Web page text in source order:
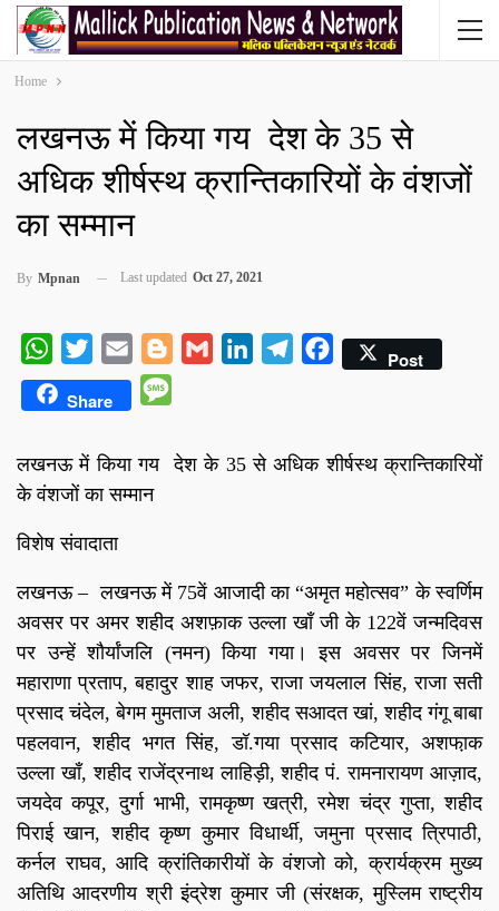
Home
लखनऊ में किया गय देश के 35 से
अधिक शीर्षस्थ क्रान्तिकारियों के वंशजों
का सम्मान
By Mpnan Last updated Oct 27, 2021
WhatsApp
Twitter Email BloggerGmail LinkedInTelegramFacebookPost
Share
लखनऊ में किया गय देश के 35 से अधिक शीर्षस्थ क्रान्तिकारियों
के वंशजों का सम्मान
विशेष संवादाता
लखनऊ – लखनऊ में 75वें आजादी का “अमृत महोत्सव” के स्वर्णिम
अवसर पर अमर शहीद अशफ़ाक उल्ला खाँ जी के 122वें जन्मदिवस
पर उन्हें शौर्यांजलि (नमन) किया गया। इस अवसर पर जिनमें
महाराणा प्रताप, बहादुर शाह जफर, राजा जयलाल सिंह, राजा सती
प्रसाद चंदेल, बेगम मुमताज अली, शहीद सआदत खां, शहीद गंगू बाबा
पहलवान, शहीद भगत सिंह, डॉ.गया प्रसाद कटियार, अशफा़क
उल्ला खाँ, शहीद राजेंद्रनाथ लाहिड़ी, शहीद पं. रामनारायण आज़ाद,
जयदेव कपूर, दुर्गा भाभी, रामकृष्ण खत्री, रमेश चंद्र गुप्ता, शहीद
पिराई खान, शहीद कृष्ण कुमार विधार्थी, जमुना प्रसाद त्रिपाठी,
कर्नल राघव, आदि क्रांतिकारीयों के वंशजो को, क्रार्यक्रम मुख्य
अतिथि आदरणीय श्री इंद्रेश कुमार जी (संरक्षक, मुस्लिम राष्ट्रीय